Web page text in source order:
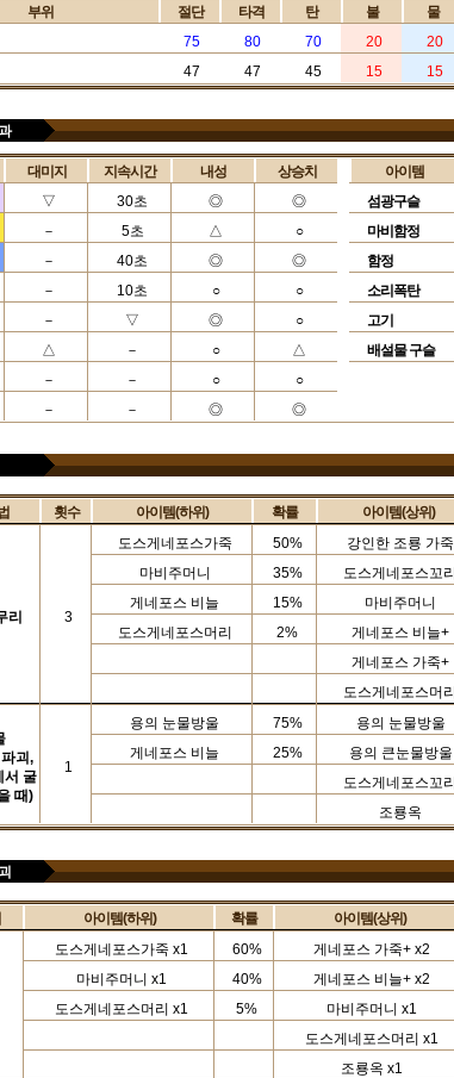
부위 절단 타격 탄 불 물
75 80 70 20 20
47 47 45 15 15
대미지 지속시간 내성
상승치
▽ 30초 ◎
◎
－ 5초 △
○
－ 40초 ◎
◎
－ 10초 ○
○
－ ▽ ◎
○
△ － ○
△
－ － ○
○
－ － ◎ ◎
아이템
섬광구슬
마비함정
함정
소리폭탄
고기
배설물 구슬
횟수 아이템(하위) 확률 아이템(상위)
리 3
도스게네포스가죽 50% 강인한 조룡 가죽
마비주머니
35% 도스게네포스꼬리
게네포스 비늘
15% 마비주머니
도스게네포스머리
2% 게네포스 비늘+
게네포스 가죽+
도스게네포스머리
괴,
서 굴
때)
1
용의 눈물방울 75% 용의 눈물방울
게네포스 비늘
25% 용의 큰눈물방울
도스게네포스꼬리
조룡옥
아이템(하위) 확률 아이템(상위)
도스게네포스가죽 x1 60% 게네포스 가죽+ x2
마비주머니 x1 40% 게네포스 비늘+ x2
도스게네포스머리 x1 5% 마비주머니 x1
도스게네포스머리 x1
조룡옥 x1